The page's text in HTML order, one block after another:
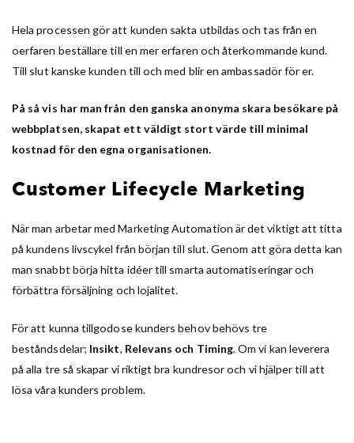
Hela processen gör att kunden sakta utbildas och tas från en
oerfaren beställare till en mer erfaren och återkommande kund.
Till slut kanske kunden till och med blir en ambassadör för er.
På så vis har man från den ganska anonyma skara besökare på
webbplatsen, skapat ett väldigt stort värde till minimal
kostnad för den egna organisationen.
Customer Lifecycle Marketing
När man arbetar med Marketing Automation är det viktigt att titta
på kundens livscykel från början till slut. Genom att göra detta kan
man snabbt börja hitta idéer till smarta automatiseringar och
förbättra försäljning och lojalitet.
För att kunna tillgodose kunders behov behövs tre
beståndsdelar; Insikt, Relevans och Timing. Om vi kan leverera
på alla tre så skapar vi riktigt bra kundresor och vi hjälper till att
lösa våra kunders problem.